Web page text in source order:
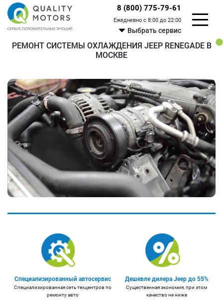
8 (800) 775-79-61
Ежедневно с 8:00 до 22:00
Выбрать сервис
РЕМОНТ СИСТЕМЫ ОХЛАЖДЕНИЯ JEEP RENEGADE В
МОСКВЕ
Специализированный автосервис
Специализированная сеть техцентров по
ремонту авто
Дешевле дилера Jeep до 55%
Существенная экономия, при этом
качество не ниже